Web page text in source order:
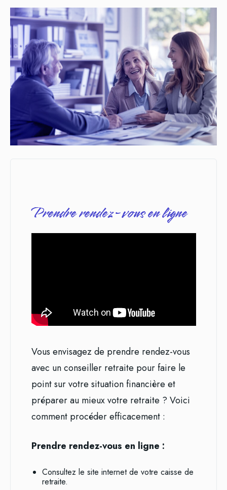
Prendre rendez-vous en ligne
Vous envisagez de prendre rendez-vous
avec un conseiller retraite pour faire le
point sur votre situation financière et
préparer au mieux votre retraite ? Voici
comment procéder efficacement :
Prendre rendez-vous en ligne :
Consultez le site internet de votre caisse de
retraite.